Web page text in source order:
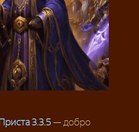
3.3.5 — добро